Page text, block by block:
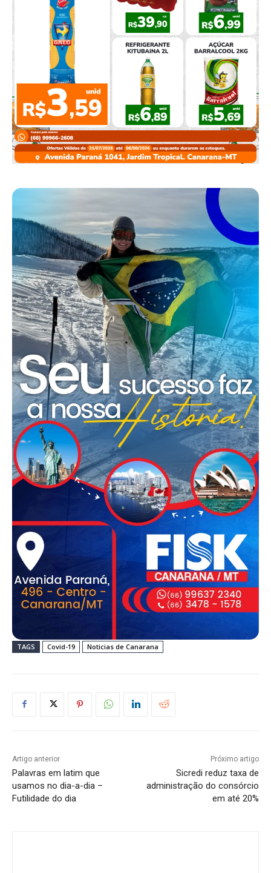
TAGS Covid-19 Noticias de Canarana
Artigo anterior
Palavras em latim que
usamos no dia-a-dia –
Futilidade do dia
Próximo artigo
Sicredi reduz taxa de
administração do consórcio
em até 20%